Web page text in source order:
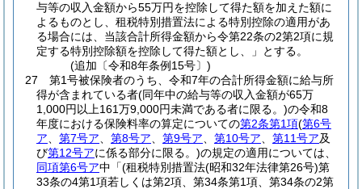
与等の収入金額から55万円を控除して得た額を加えた額に
よるものとし、租税特別措置法による特別控除の適用があ
る場合には、当該合計所得金額から令第22条の2第2項に規
定する特別控除額を控除して得た額とし、」とする。
(追加〔令和8年条例15号〕)
27
第1号被保険者のうち、令和7年の合計所得金額に給与所
得が含まれている者(同年中の給与等の収入金額が65万
1,000円以上161万9,000円未満である者に限る。)の令和8
年度における保険料率の算定についての第2条第1項(第6号
ア
第7号ア 第8号ア 第9号ア 第10号ア 第11号ア及
び第12号アに係る部分に限る。)の規定の適用については、
同項第6号ア中「(租税特別措置法(昭和32年法律第26号)第
33条の4第1項若しくは第2項、第34条第1項、第34条の2第